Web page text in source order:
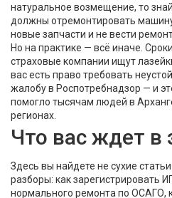
натуральное возмещение, то
должны отремонтировать
новые запчасти и не вести
Но на практике — всё иначе.
страховые компании ищут
вас есть право требовать
жалобу в Роспотребнадзор — и
помогло тысячам людей в
регионах.
Что вас ждет в
Здесь вы найдете не сухие
разборы: как зарегистрировать
нормального ремонта по ОСАГО,